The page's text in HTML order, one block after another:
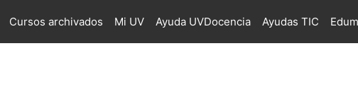
Cursos archivados Mi UV Ayuda UVDocencia Ayudas TIC